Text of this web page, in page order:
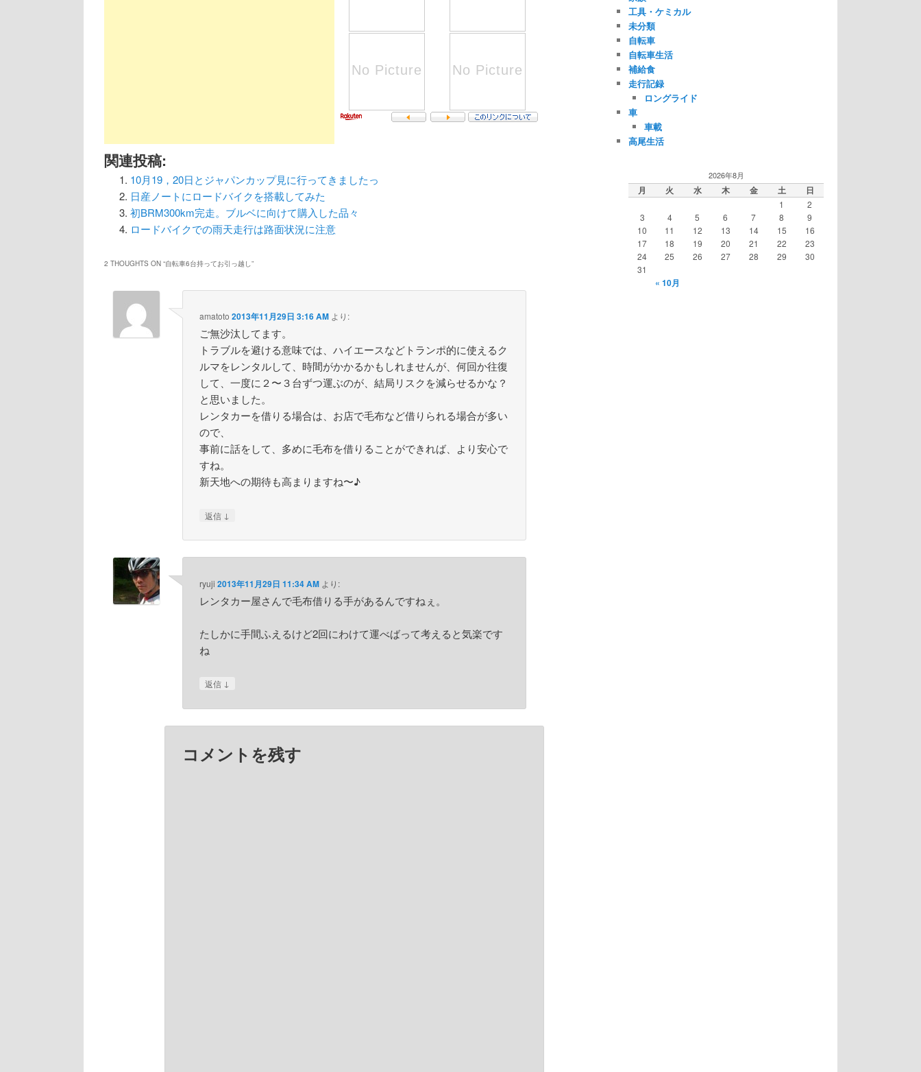
関連投稿:
10月19，20日とジャパンカップ見に行ってきましたっ
日産ノートにロードバイクを搭載してみた
初BRM300km完走。ブルベに向けて購入した品々
ロードバイクでの雨天走行は路面状況に注意
2 THOUGHTS ON “自転車6台持ってお引っ越し ”
amatoto 2013年11月29日 3:16 AM より:
ご無沙汰してます。
トラブルを避ける意味では、ハイエースなどトランポ的に使えるク
ルマをレンタルして、時間がかかるかもしれませんが、何回か往復
して、一度に２〜３台ずつ運ぶのが、結局リスクを減らせるかな？
と思いました。
レンタカーを借りる場合は、お店で毛布など借りられる場合が多い
ので、
事前に話をして、多めに毛布を借りることができれば、より安心で
すね。
新天地への期待も高まりますね〜♪
返信 ↓
ryuji 2013年11月29日 11:34 AM より:
レンタカー屋さんで毛布借りる手があるんですねぇ。
たしかに手間ふえるけど2回にわけて運べばって考えると気楽です
ね
返信 ↓
コメントを残す
工具・ケミカル
未分類
自転車
自転車生活
補給食
走行記録
ロングライド
車
車載
高尾生活
2026年8月
月 火 水 木 金 土 日
1
2
3
4 5 6 7 8
9
10
11 12 13 14 15
16
17
18 19 20 21 22
23
24
25 26 27 28 29
30
31
« 10月